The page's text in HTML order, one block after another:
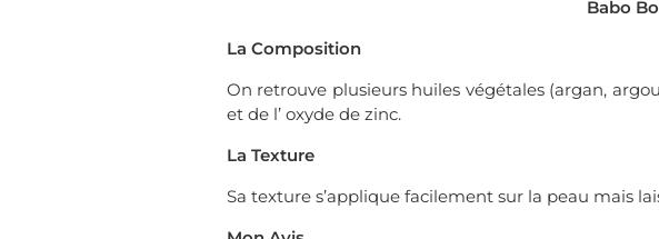
Babo
La Composition
On retrouve plusieurs huiles végétales (argan,
et de l’ oxyde de zinc.
La Texture
Sa texture s’applique facilement sur la peau mais